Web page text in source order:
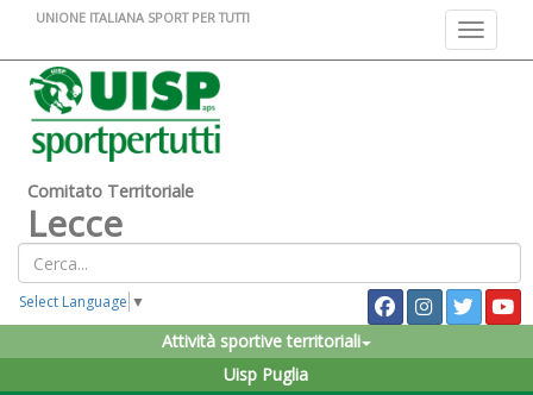
Toggle
UNIONE ITALIANA SPORT PER TUTTI
Comitato Territoriale
Lecce
Select Language ▼
Attività sportive territoriali
Uisp Puglia